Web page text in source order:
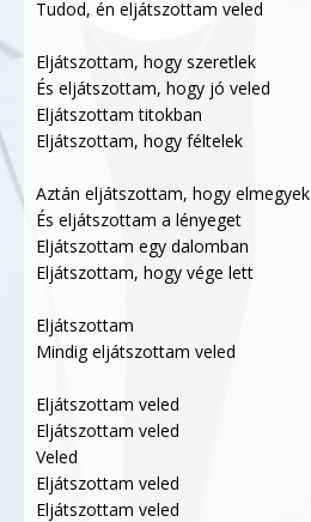
Tudod, én eljátszottam veled
Eljátszottam, hogy szeretlek
És eljátszottam, hogy jó veled
Eljátszottam titokban
Eljátszottam, hogy féltelek
Aztán eljátszottam, hogy elmegyek
És eljátszottam a lényeget
Eljátszottam egy dalomban
Eljátszottam, hogy vége lett
Eljátszottam
Mindig eljátszottam veled
Eljátszottam veled
Eljátszottam veled
Veled
Eljátszottam veled
Eljátszottam veled